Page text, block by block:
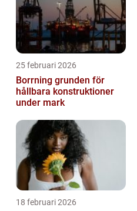
25 februari 2026
Borrning grunden för
hållbara konstruktioner
under mark
18 februari 2026